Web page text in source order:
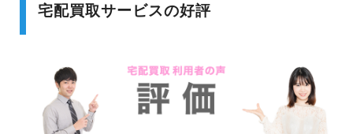
宅配買取サービスの好評